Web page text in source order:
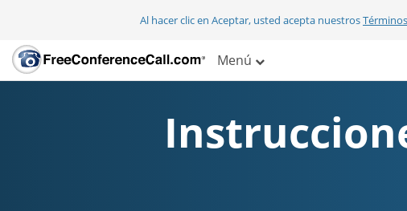
Al hacer clic en Aceptar, usted acepta nuestros
Menú